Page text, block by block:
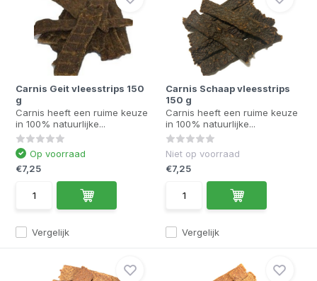
Carnis Geit vleesstrips 150
g
Carnis heeft een ruime keuze
in 100% natuurlijke...
Vergelijk
Op voorraad
€7,25
Carnis Schaap vleesstrips
150 g
Carnis heeft een ruime keuze
in 100% natuurlijke...
Vergelijk
Niet op voorraad
€7,25